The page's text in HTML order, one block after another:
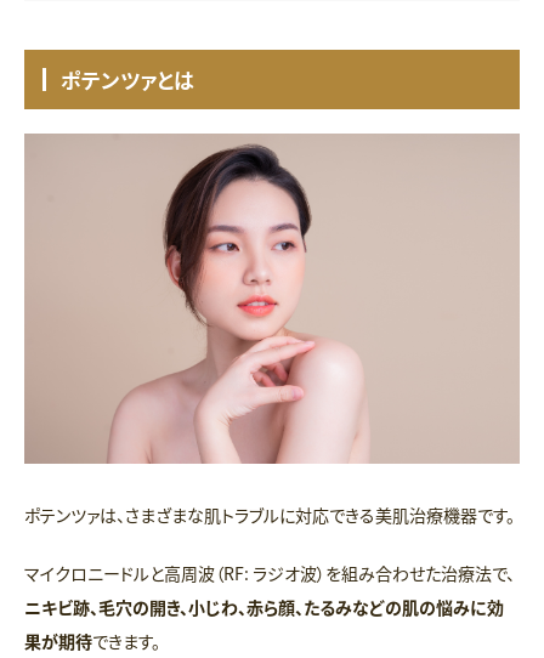
ポテンツァとは
ポテンツァは、さまざまな肌トラブルに対応できる美肌治療機器です。
マイクロニードルと高周波（RF: ラジオ波）を組み合わせた治療法で、
ニキビ跡、毛穴の開き、小じわ、赤ら顔、たるみなどの肌の悩みに効
果が期待できます。